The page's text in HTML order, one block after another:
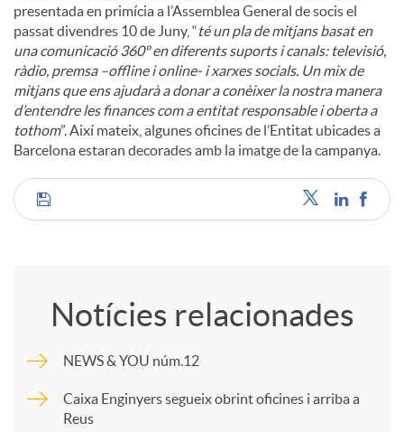
presentada en primícia a l’Assemblea General de socis el
passat divendres 10 de Juny, “té un pla de mitjans basat en
una comunicació 360º en diferents suports i canals: televisió,
ràdio, premsa –offline i online- i xarxes socials. Un mix de
mitjans que ens ajudarà a donar a conèixer la nostra manera
d’entendre les finances com a entitat responsable i oberta a
tothom”. Així mateix, algunes oficines de l’Entitat ubicades a
Barcelona estaran decorades amb la imatge de la campanya.
C
p
Notícies relacionades
NEWS & YOU núm.12
Caixa Enginyers segueix obrint oficines i arriba a
Reus